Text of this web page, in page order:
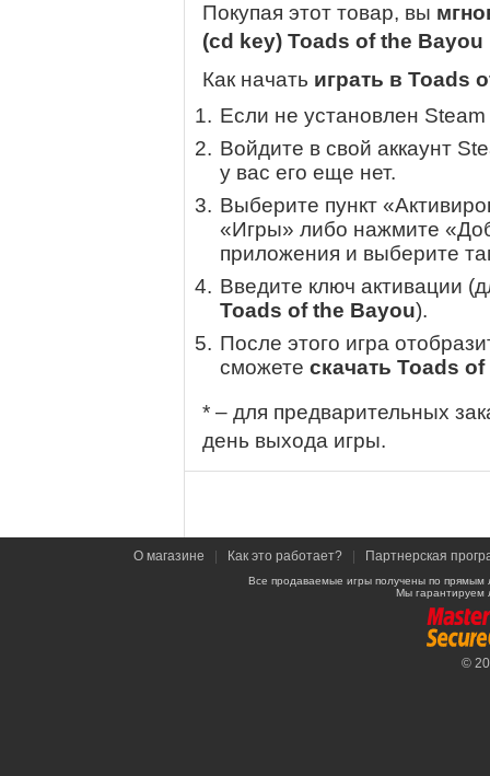
Покупая этот товар, вы
(cd key) Toads of the Bayou
Как начать играть в Toads
Если не установлен
Войдите в свой аккаунт
у вас его еще нет.
Выберите пункт
«Игры» либо нажмите
приложения и выберите
Введите ключ активации
Toads of the Bayou).
После этого игра
сможете скачать Toads
* – для предварительных
день выхода игры.
О магазине Как это работает? Партнерская
Все продаваемые игры получены по
Мы гарантируем
©